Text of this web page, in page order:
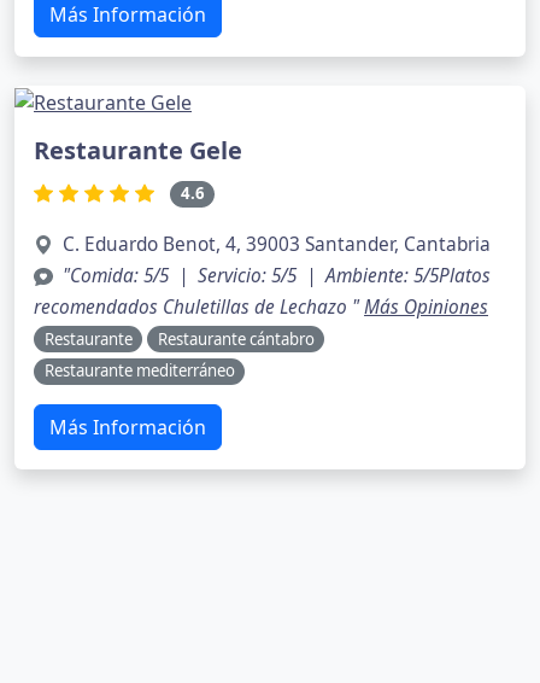
Más Información
Restaurante Gele
4.6
C. Eduardo Benot, 4, 39003 Santander, Cantabria
"Comida: 5/5 | Servicio: 5/5 | Ambiente: 5/5Platos
recomendados Chuletillas de Lechazo "Más Opiniones
Restaurante
Restaurante cántabro
Restaurante mediterráneo
Más Información